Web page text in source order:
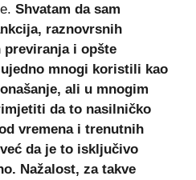
Shvatam da sam
raznovrsnih
i opšte
mnogi koristili kao
ali u mnogim
da to nasilničko
vremena i trenutnih
da je to isključivo
Nažalost, za takve